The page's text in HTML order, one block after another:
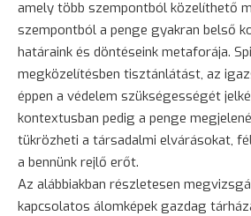
amely több szempontból közelíthető
szempontból a penge gyakran belső
határaink és döntéseink metaforája.
megközelítésben tisztánlátást, az
éppen a védelem szükségességét
kontextusban pedig a penge
tükrözheti a társadalmi elvárásokat,
a bennünk rejlő erőt.
Az alábbiakban részletesen
kapcsolatos álomképek gazdag